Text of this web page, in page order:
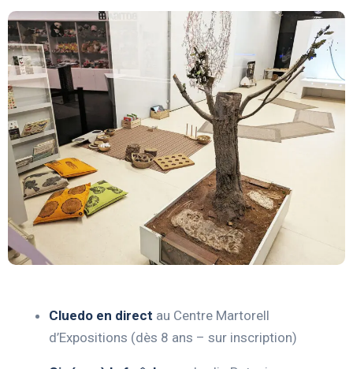
Cluedo en direct au Centre Martorell
d’Expositions (dès 8 ans – sur inscription)